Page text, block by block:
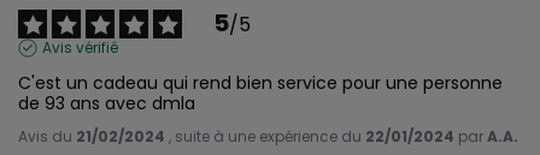
5/5
Avis vérifié
C'est un cadeau qui rend bien service pour une personne
de 93 ans avec dmla
Avis du 21/02/2024 , suite à une expérience du 22/01/2024 parA.A.